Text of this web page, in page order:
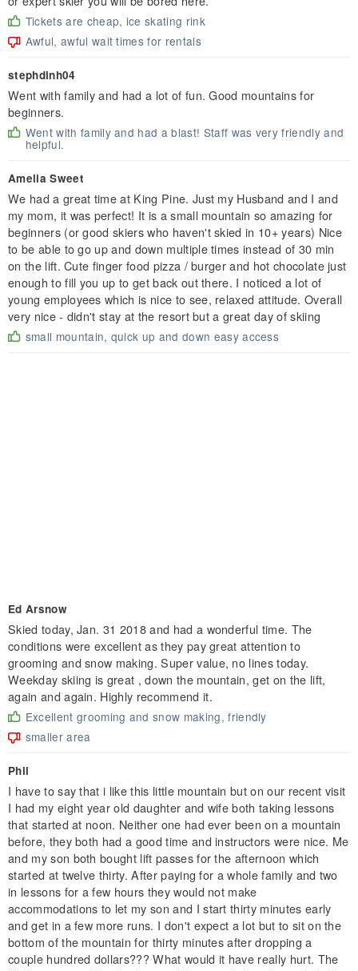
Tickets are cheap, ice skating rink
Awful, awful wait times for rentals
stephdinh04
Went with family and had a lot of fun. Good mountains for
beginners.
Went with family and had a blast! Staff was very friendly and
helpful.
Amelia Sweet
We had a great time at King Pine. Just my Husband and I and
my mom, it was perfect! It is a small mountain so amazing for
beginners (or good skiers who haven't skied in 10+ years) Nice
to be able to go up and down multiple times instead of 30 min
on the lift. Cute finger food pizza / burger and hot chocolate just
enough to fill you up to get back out there. I noticed a lot of
young employees which is nice to see, relaxed attitude. Overall
very nice - didn't stay at the resort but a great day of skiing
small mountain, quick up and down easy access
Ed Arsnow
Skied today, Jan. 31 2018 and had a wonderful time. The
conditions were excellent as they pay great attention to
grooming and snow making. Super value, no lines today.
Weekday skiing is great , down the mountain, get on the lift,
again and again. Highly recommend it.
Excellent grooming and snow making, friendly
smaller area
Phil
I have to say that i like this little mountain but on our recent visit
I had my eight year old daughter and wife both taking lessons
that started at noon. Neither one had ever been on a mountain
before, they both had a good time and instructors were nice. Me
and my son both bought lift passes for the afternoon which
started at twelve thirty. After paying for a whole family and two
in lessons for a few hours they would not make
accommodations to let my son and I start thirty minutes early
and get in a few more runs. I don't expect a lot but to sit on the
bottom of the mountain for thirty minutes after dropping a
couple hundred dollars??? What would it have really hurt. The